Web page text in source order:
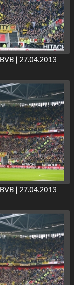
| 27.04.2013
| 27.04.2013